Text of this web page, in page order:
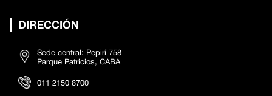
DIRECCIÓN
Sede central: Pepirí 758
Parque Patricios, CABA
011 2150 8700